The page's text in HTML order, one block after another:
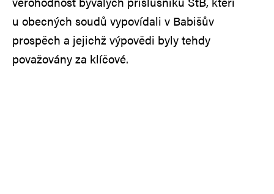
u obecných soudů vypovídali v Babišův
prospěch a jejichž výpovědi byly tehdy
považovány za klíčové.